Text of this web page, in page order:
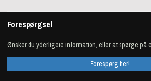
Forespørgsel
Ønsker du yderligere information, eller at spørge på
Forespørg her!